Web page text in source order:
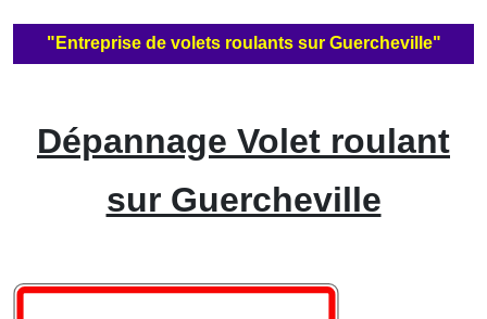
"Entreprise de volets roulants sur Guercheville"
Dépannage Volet roulant
sur Guercheville